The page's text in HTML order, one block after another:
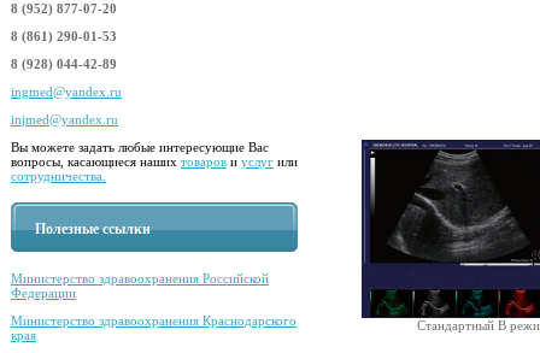
8 (952) 877-07-20
8 (861) 290-01-53
8 (928) 044-42-89
ingmed@yandex.ru
injmed@yandex.ru
Вы можете задать любые интересующие Вас
вопросы, касающиеся наших товаров и услуг или
сотрудничества.
Полезные ссылки
Министерство здравоохранения Российской
Федерации
Министерство здравоохранения Краснодарского
края
Стандартный B